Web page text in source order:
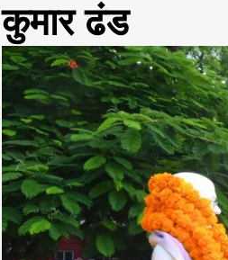
कुमार ढंड